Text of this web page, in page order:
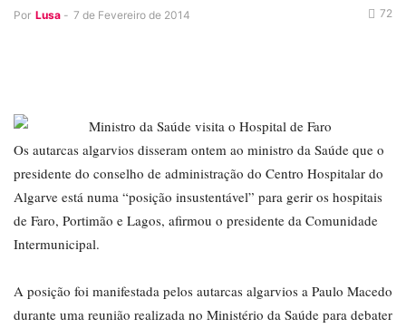
Por Lusa - 7 de Fevereiro de 2014 72
Os autarcas algarvios disseram ontem ao ministro da Saúde que o
presidente do conselho de administração do Centro Hospitalar do
Algarve está numa “posição insustentável” para gerir os hospitais
de Faro, Portimão e Lagos, afirmou o presidente da Comunidade
Intermunicipal.
A posição foi manifestada pelos autarcas algarvios a Paulo Macedo
durante uma reunião realizada no Ministério da Saúde para debater